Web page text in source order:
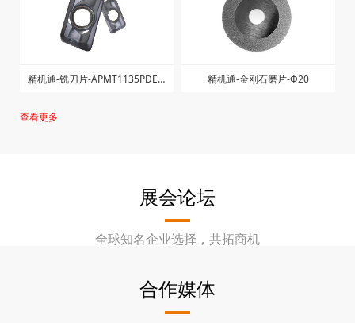
精机通-铣刀片-APMT1135PDER- 精机通-金刚石磨片-Φ20
查看更多
展会论坛
全球知名企业选择，共拓商机
合作媒体